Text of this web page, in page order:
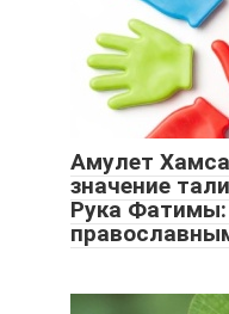
Амулет
значение
Рука